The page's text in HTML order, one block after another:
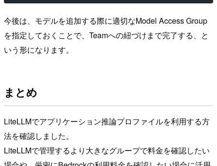
今後は、モデルを追加する際に適切なModel Access Group
を指定しておくことで、Teamへの紐づけまで完了する、と
いう形になります。
まとめ
LiteLLMでアプリケーション推論プロファイルを利用する方
法を確認しました。
LiteLLMで管理するより大きなグループで料金を確認したい